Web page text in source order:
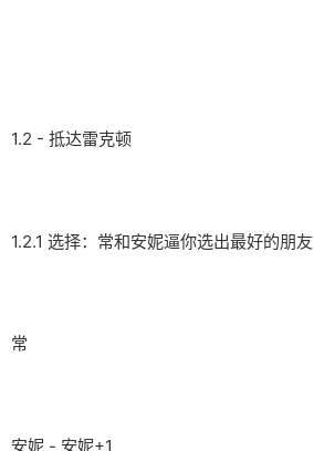
1.2 - 抵达雷克顿
1.2.1 选择：常和安妮逼你选出最好的朋友
常
安妮 - 安妮+1